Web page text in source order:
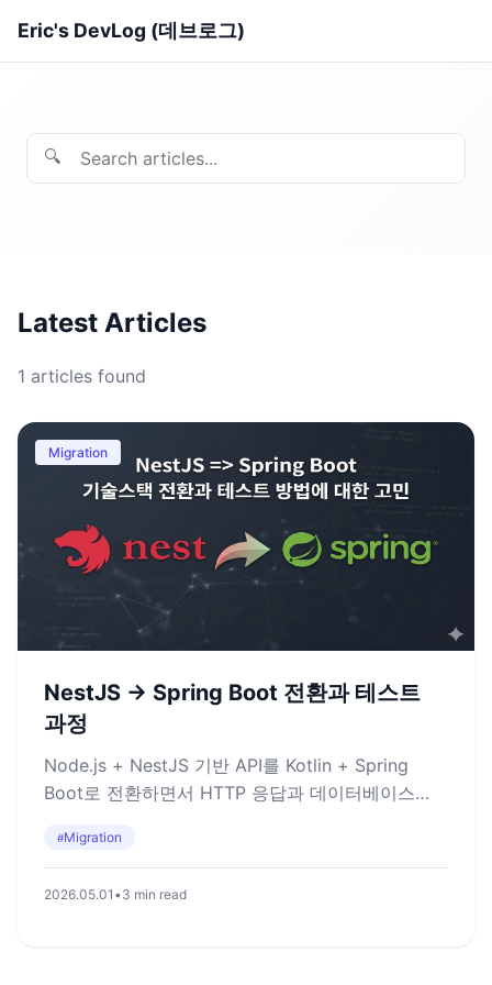
Eric's DevLog (데브로그)
🔍
Latest Articles
1 articles found
Migration
NestJS -> Spring Boot 전환과 테스트
과정
Node.js + NestJS 기반 API를 Kotlin + Spring
Boot로 전환하면서 HTTP 응답과 데이터베이스
#Migration
2026.05.01 •3 min read